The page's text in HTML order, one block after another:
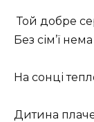
Той добре
Без сім’ї
На сонці
Дитина